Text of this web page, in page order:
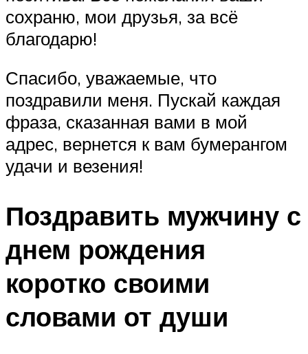
сохраню, мои друзья, за всё
благодарю!
Спасибо, уважаемые, что
поздравили меня. Пускай каждая
фраза, сказанная вами в мой
адрес, вернется к вам бумерангом
удачи и везения!
Поздравить мужчину с
днем рождения
коротко своими
словами от души